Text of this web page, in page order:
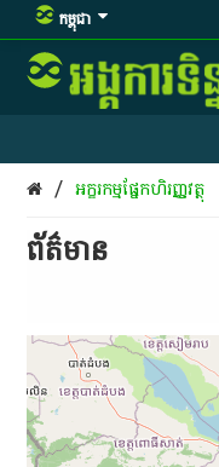
កម្ពុជា
/ ​អក្ខរកម្ម​ផ្នែក​ហិរញ្ញវត្ថុ​
ព័ត៌មាន​